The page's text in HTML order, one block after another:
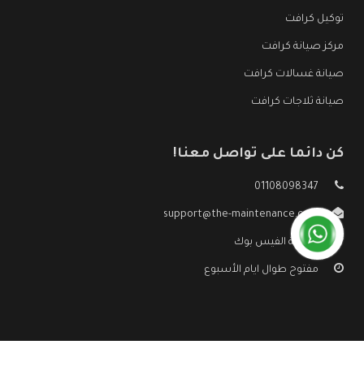
توكيل كرافت
مركز صيانة كرافت
صيانة غسالات كرافت
صيانة ثلاجات كرافت
كن دائما على تواصل معنا!
01108098347
support@the-maintenance.com
صفحة الفيس بوك
مفتوح طوال ايام الأسبوع